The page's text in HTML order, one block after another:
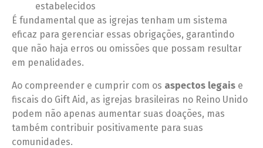
estabelecidos
É fundamental que as igrejas tenham um sistema
eficaz para gerenciar essas obrigações, garantindo
que não haja erros ou omissões que possam resultar
em penalidades.
Ao compreender e cumprir com os aspectos legais e
fiscais do Gift Aid, as igrejas brasileiras no Reino Unido
podem não apenas aumentar suas doações, mas
também contribuir positivamente para suas
comunidades.